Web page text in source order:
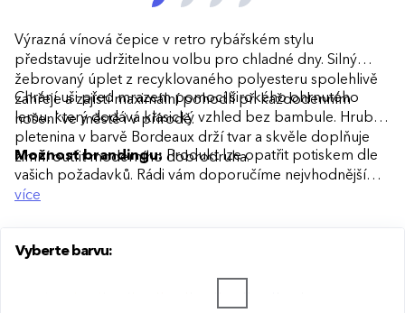
Výrazná vínová čepice v retro rybářském stylu
představuje udržitelnou volbu pro chladné dny. Silný
žebrovaný úplet z recyklovaného polyesteru spolehlivě
zahřeje a zajistí maximální pohodlí při každodenním
nošení ve městě i v přírodě.
Chrání uši před mrazem pomocí širokého ohrnutého
lemu, který dodává klasický vzhled bez bambule. Hrubá
pletenina v barvě Bordeaux drží tvar a skvěle doplňuje
zimní outfit moderního dobrodruha.
Možnost brandingu: Produkt lze opatřit potiskem dle
vašich požadavků. Rádi vám doporučíme nejvhodnější
technologii potisku s ohledem na design i váš rozpočet.
více
Vyberte barvu: